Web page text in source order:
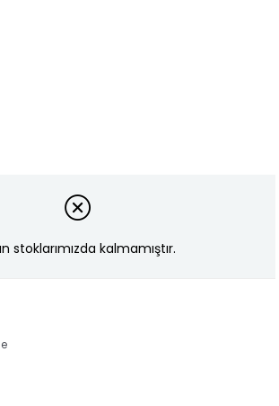
stoklarımızda kalmamıştır.